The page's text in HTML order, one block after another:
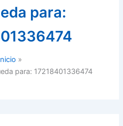
para:
para: 17218401336474